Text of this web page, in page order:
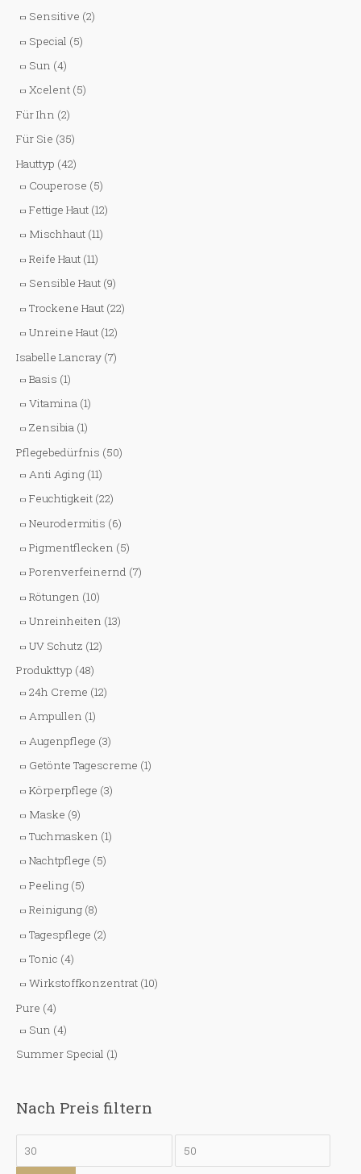
Sensitive (2)
Special (5)
Sun (4)
Xcelent (5)
Für Ihn (2)
Für Sie (35)
Hauttyp (42)
Couperose (5)
Fettige Haut (12)
Mischhaut (11)
Reife Haut (11)
Sensible Haut (9)
Trockene Haut (22)
Unreine Haut (12)
Isabelle Lancray (7)
Basis (1)
Vitamina (1)
Zensibia (1)
Pflegebedürfnis (50)
Anti Aging (11)
Feuchtigkeit (22)
Neurodermitis (6)
Pigmentflecken (5)
Porenverfeinernd (7)
Rötungen (10)
Unreinheiten (13)
UV Schutz (12)
Produkttyp (48)
24h Creme (12)
Ampullen (1)
Augenpflege (3)
Getönte Tagescreme (1)
Körperpflege (3)
Maske (9)
Tuchmasken (1)
Nachtpflege (5)
Peeling (5)
Reinigung (8)
Tagespflege (2)
Tonic (4)
Wirkstoffkonzentrat (10)
Pure (4)
Sun (4)
Summer Special (1)
Nach Preis filtern
M
i
M
a